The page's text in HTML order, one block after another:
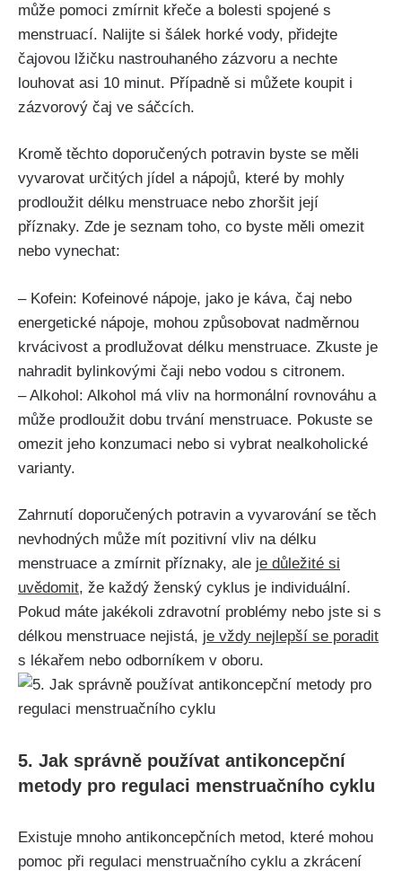
může ​pomoci zmírnit křeče a bolesti spojené⁢ s
menstruací. Nalijte si šálek⁣ horké vody, ‍přidejte‍
čajovou lžičku ⁣nastrouhaného zázvoru ⁣a nechte
louhovat asi 10 minut. Případně si můžete koupit i
zázvorový čaj‍ ve sáčcích.
Kromě ​těchto doporučených potravin byste se měli
vyvarovat určitých jídel a nápojů, které by mohly
prodloužit délku menstruace⁢ nebo zhoršit její
příznaky. Zde je seznam toho, co ⁣byste ​měli omezit
nebo vynechat:
– Kofein: Kofeinové nápoje, jako je káva, čaj nebo
energetické nápoje,⁢ mohou způsobovat⁢ nadměrnou‌
krvácivost a prodlužovat délku menstruace. Zkuste je
nahradit bylinkovými čaji nebo vodou‌ s citronem.
– Alkohol: Alkohol‍ má vliv na hormonální rovnováhu a
může ⁤prodloužit dobu trvání menstruace. Pokuste ⁣se
‍omezit jeho konzumaci nebo si vybrat nealkoholické
varianty.
Zahrnutí doporučených potravin a vyvarování se těch
nevhodných může mít pozitivní vliv na délku
menstruace a zmírnit příznaky, ale je důležité si
uvědomit, že každý ženský cyklus je individuální.
Pokud‌ máte jakékoli zdravotní problémy nebo jste si s
délkou menstruace nejistá, je vždy nejlepší se poradit
s lékařem⁢ nebo odborníkem‌ v oboru.
5. Jak správně používat ‍antikoncepční
metody pro ​regulaci menstruačního cyklu
Existuje mnoho antikoncepčních metod, které mohou
pomoc ⁢při regulaci⁣ menstruačního cyklu a zkrácení